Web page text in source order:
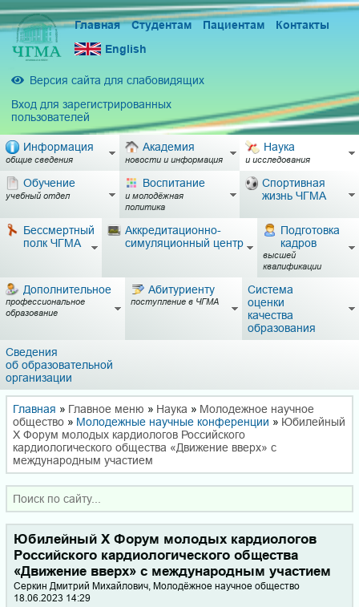
Главная Студентам Пациентам
Контакты
English
Версия сайта для слабовидящих
Вход для зарегистрированных
пользователей
Информация
общие сведения
Академия
новости и информация
Наука
и исследования
Обучение
учебный отдел
Воспитание
и молодёжная
политика
Спортивная
жизнь ЧГМА
Бессмертный
полк ЧГМА
Аккредитационно-
симуляционный центр
Подготовка
кадров
высшей
квалификации
Дополнительное
профессиональное
образование
Абитуриенту
поступление в ЧГМА
Система
оценки
качества
образования
Сведения
об образовательной
организации
Главная » Главное меню » Наука » Молодежное научное
общество » Молодежные научные конференции » Юбилейный
X Форум молодых кардиологов Российского
кардиологического общества «Движение вверх» с
международным участием
Юбилейный X Форум молодых кардиологов
Российского кардиологического общества
«Движение вверх» с международным участием
Серкин Дмитрий Михайлович, Молодёжное научное общество
18.06.2023 14:29